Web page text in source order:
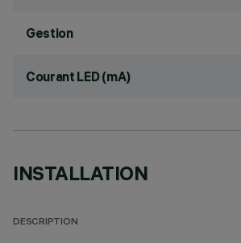
Gestion
Courant LED (mA)
INSTALLATION
DESCRIPTION